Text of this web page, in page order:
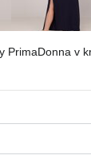
PrimaDonna v